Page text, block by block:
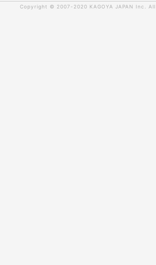
Copyright © 2007-2020 KAGOYA JAPAN Inc.